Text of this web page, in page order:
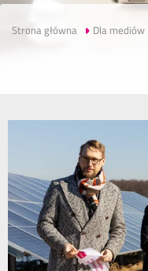
Strona główna Dla mediów